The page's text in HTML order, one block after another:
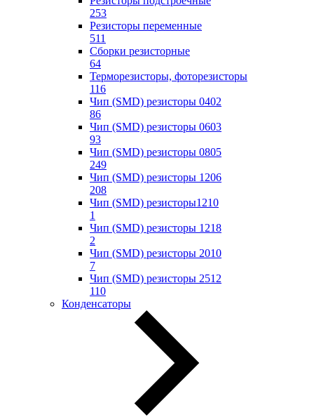
253
Резисторы переменные
511
Сборки резисторные
64
Терморезисторы, фоторезисторы
116
Чип (SMD) резисторы 0402
86
Чип (SMD) резисторы 0603
93
Чип (SMD) резисторы 0805
249
Чип (SMD) резисторы 1206
208
Чип (SMD) резисторы1210
1
Чип (SMD) резисторы 1218
2
Чип (SMD) резисторы 2010
7
Чип (SMD) резисторы 2512
110
Конденсаторы